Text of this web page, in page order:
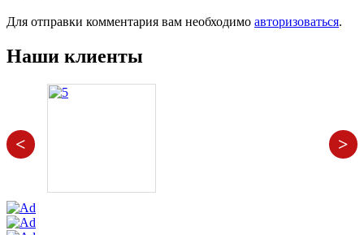
Для отправки комментария вам необходимо авторизоваться.
Наши клиенты
< >